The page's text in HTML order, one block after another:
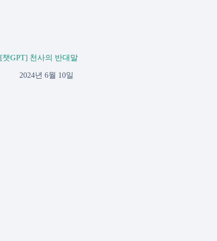
[챗GPT] 천사의 반대말
2024년 6월 10일